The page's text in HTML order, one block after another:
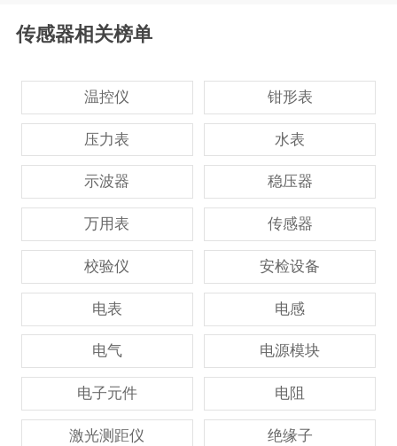
传感器相关榜单
温控仪 钳形表
压力表 水表
示波器 稳压器
万用表 传感器
校验仪 安检设备
电表 电感
电气 电源模块
电子元件 电阻
激光测距仪 绝缘子